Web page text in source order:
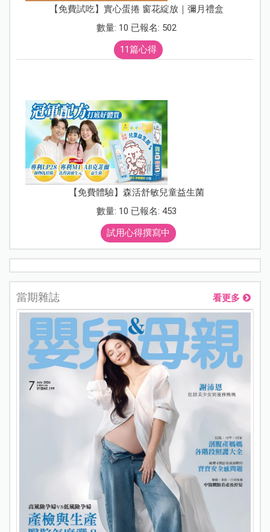
【免費試吃】實心蛋捲 窗花綻放｜彌月禮盒
數量: 10 已報名: 502
11篇心得
【免費體驗】森活舒敏兒童益生菌
數量: 10 已報名: 453
試用心得撰寫中
當期雜誌 看更多